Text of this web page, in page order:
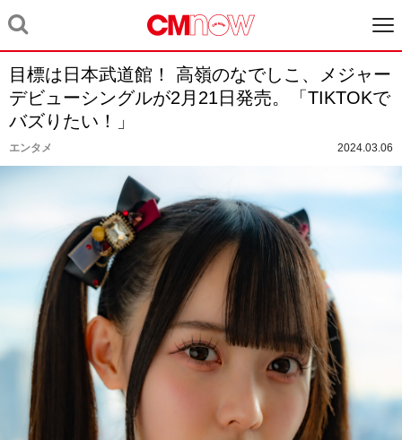
目標は日本武道館！ 高嶺のなでしこ、メジャー
デビューシングルが2月21日発売。「TIKTOKで
バズりたい！」
エンタメ 2024.03.06